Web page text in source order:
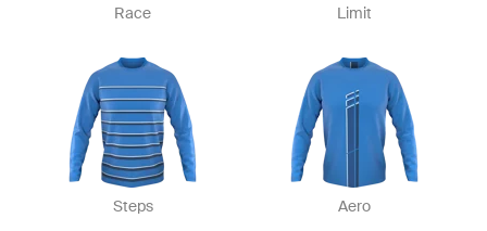
Race Limit
Steps Aero